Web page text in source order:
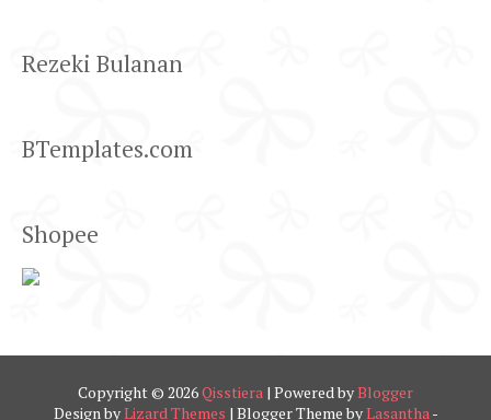
Rezeki Bulanan
BTemplates.com
Shopee
Copyright © 2026Qisstiera | Powered byBlogger
Design byLizard Themes | Blogger Theme byLasantha-